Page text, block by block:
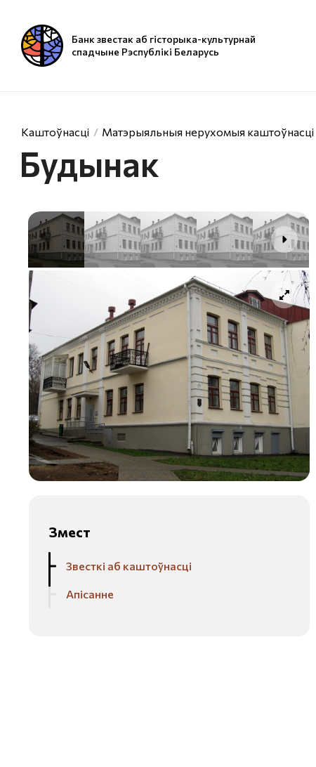
Банк звестак аб гісторыка-культурнай
спадчыне Рэспублікі Беларусь
Каштоўнасці Матэрыяльныя нерухомыя каштоўнасці
Будынак
Змест
Звесткі аб каштоўнасці
Апісанне